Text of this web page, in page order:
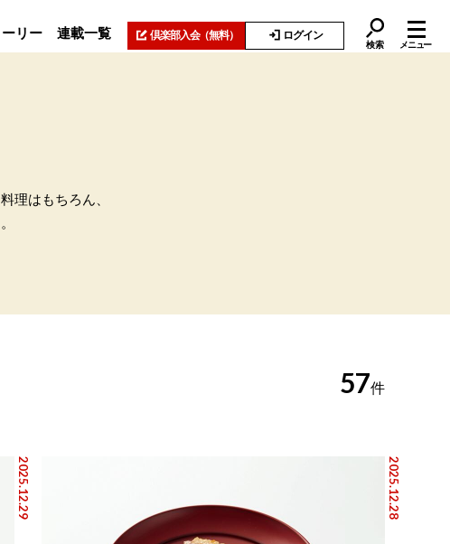
リー 連載一覧 倶楽部入会（無料） ログイン
検索 メニュー
理はもちろん、
57件
2025.12.29 2025.12.28